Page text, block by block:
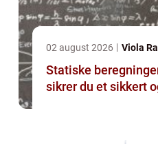
02 august 2026 Viola
Statiske
sikrer du et sikkert